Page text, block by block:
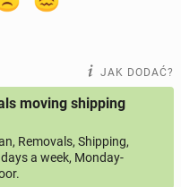
JAK DODAĆ?
moving shipping
Removals, Shipping,
a week, Monday-